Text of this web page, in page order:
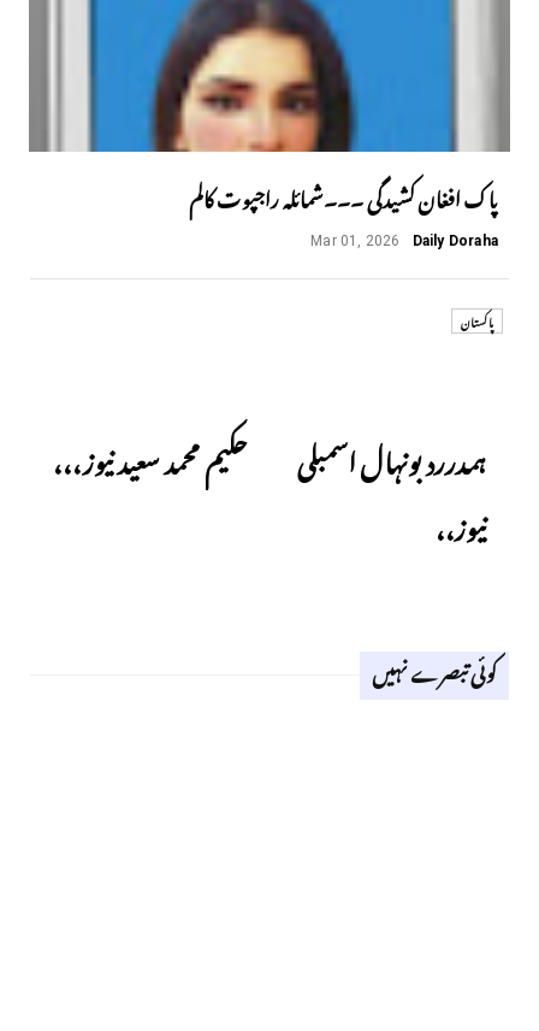
پاک افغان کشیدگی ۔۔۔شمائلہ راجپوت کالم
Daily Doraha
Mar 01, 2026
پاکستان
ہمدررد بونہال اسمبلی
نیوز،،
حکیم محمد سعید نیوز،،،
کوئی تبصرے نہیں